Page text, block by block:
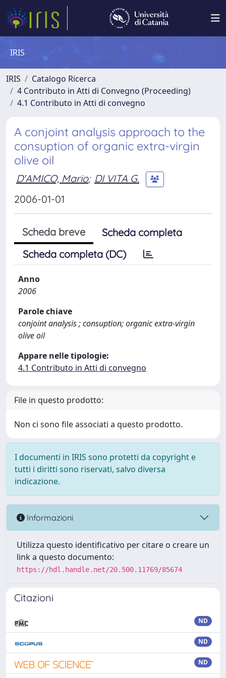
IRIS
IRIS
Catalogo Ricerca
4 Contributo in Atti di Convegno (Proceeding)
4.1 Contributo in Atti di convegno
A conjoint analysis approach to the
consuption of organic extra-virgin
olive oil
D'AMICO, Mario; DI VITA G.
2006-01-01
Scheda breve
Scheda completa
Scheda completa (DC)
Anno
2006
Parole chiave
conjoint analysis ; consuption; organic extra-virgin
olive oil
Appare nelle tipologie:
4.1 Contributo in Atti di convegno
File in questo prodotto:
Non ci sono file associati a questo prodotto.
I documenti in IRIS sono protetti da copyright e
tutti i diritti sono riservati, salvo diversa
indicazione.
Informazioni
Utilizza questo identificativo per citare o creare un
link a questo documento:
https://hdl.handle.net/20.500.11769/85674
Citazioni
ND
ND
ND